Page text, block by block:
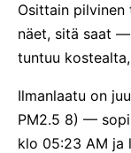
Osittain pilvinen
näet, sitä saat
tuntuu
Ilmanlaatu on
PM2.5 8) —
klo 05:23 AM ja